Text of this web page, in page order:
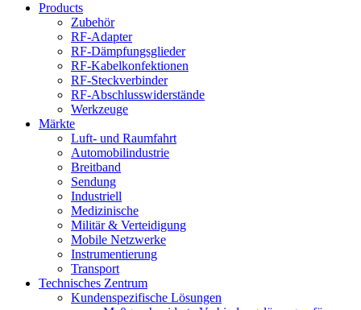
Products
Zubehör
RF-Adapter
RF-Dämpfungsglieder
RF-Kabelkonfektionen
RF-Steckverbinder
RF-Abschlusswiderstände
Werkzeuge
Märkte
Luft- und Raumfahrt
Automobilindustrie
Breitband
Sendung
Industriell
Medizinische
Militär & Verteidigung
Mobile Netzwerke
Instrumentierung
Transport
Technisches Zentrum
Kundenspezifische Lösungen